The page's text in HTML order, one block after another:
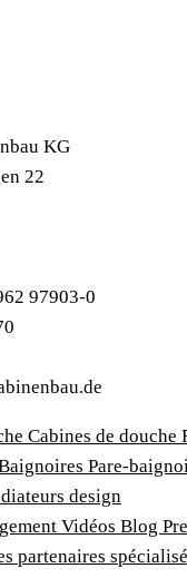
KG
22
97903-0
Cabines de douche
Pare-
design
Vidéos Blog
partenaires